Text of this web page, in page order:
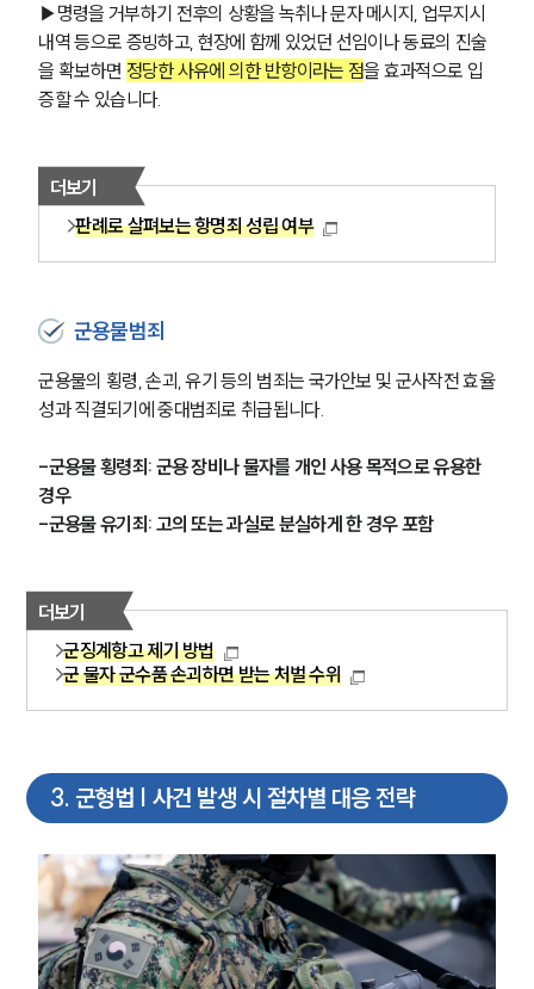
▶명령을 거부하기 전후의 상황을 녹취나 문자 메시지, 업무지시
내역 등으로 증빙하고, 현장에 함께 있었던 선임이나 동료의 진술
을 확보하면 정당한 사유에 의한 반항이라는 점을 효과적으로 입
증할 수 있습니다.
더보기
판례로 살펴보는 항명죄 성립 여부
군용물범죄
군용물의 횡령, 손괴, 유기 등의 범죄는 국가안보 및 군사작전 효율
성과 직결되기에 중대범죄로 취급됩니다.
-군용물 횡령죄: 군용 장비나 물자를 개인 사용 목적으로 유용한
경우
-군용물 유기죄: 고의 또는 과실로 분실하게 한 경우 포함
더보기
군징계항고 제기 방법
군 물자 군수품 손괴하면 받는 처벌 수위
3. 군형법 | 사건 발생 시 절차별 대응 전략